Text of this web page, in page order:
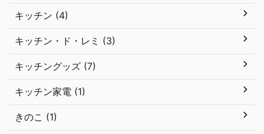
キッチン (4)
キッチン・ド・レミ (3)
キッチングッズ (7)
キッチン家電 (1)
きのこ (1)